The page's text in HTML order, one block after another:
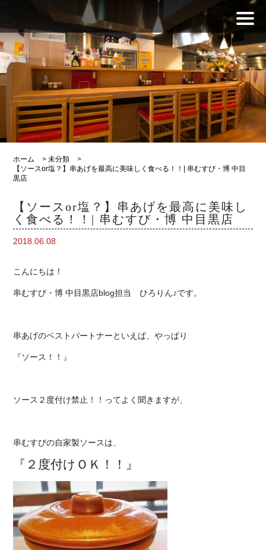
ホーム >未分類
>
【ソースor塩？】串あげを最高に美味しく食べる！！| 串むすび・博 中目
黒店
【ソースor塩？】串あげを最高に美味し
く食べる！！| 串むすび・博 中目黒店
2018.06.08
こんにちは！
串むすび・博 中目黒店blog担当ひろりん♪です。
串あげのベストパートナーといえば、やっぱり
『ソース！！』
ソース２度付け禁止！！ってよく聞きますが、
串むすびの自家製ソースは、
『２度付けＯＫ！！』